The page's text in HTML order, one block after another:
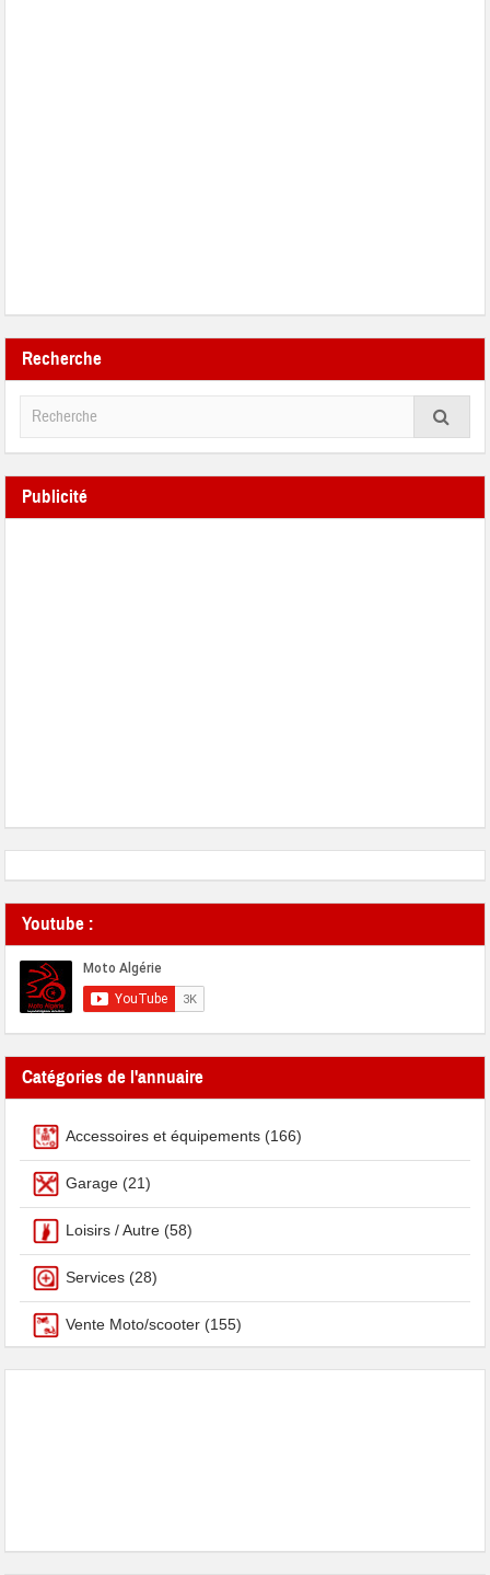
Recherche
Publicité
Youtube :
Catégories de l'annuaire
Accessoires et équipements (166)
Garage (21)
Loisirs / Autre (58)
Services (28)
Vente Moto/scooter (155)